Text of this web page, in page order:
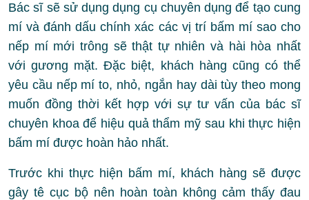
Bác sĩ sẽ sử dụng dụng cụ chuyên dụng để tạo cung
mí và đánh dấu chính xác các vị trí bấm mí sao cho
nếp mí mới trông sẽ thật tự nhiên và hài hòa nhất
với gương mặt. Đặc biệt, khách hàng cũng có thể
yêu cầu nếp mí to, nhỏ, ngắn hay dài tùy theo mong
muốn đồng thời kết hợp với sự tư vấn của bác sĩ
chuyên khoa để hiệu quả thẩm mỹ sau khi thực hiện
bấm mí được hoàn hảo nhất.
Trước khi thực hiện bấm mí, khách hàng sẽ được
gây tê cục bộ nên hoàn toàn không cảm thấy đau